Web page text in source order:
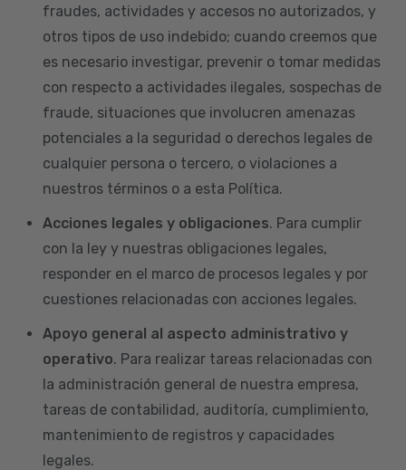
fraudes, actividades y accesos no autorizados, y
otros tipos de uso indebido; cuando creemos que
es necesario investigar, prevenir o tomar medidas
con respecto a actividades ilegales, sospechas de
fraude, situaciones que involucren amenazas
potenciales a la seguridad o derechos legales de
cualquier persona o tercero, o violaciones a
nuestros términos o a esta Política.
Acciones legales y obligaciones. Para cumplir
con la ley y nuestras obligaciones legales,
responder en el marco de procesos legales y por
cuestiones relacionadas con acciones legales.
Apoyo general al aspecto administrativo y
operativo. Para realizar tareas relacionadas con
la administración general de nuestra empresa,
tareas de contabilidad, auditoría, cumplimiento,
mantenimiento de registros y capacidades
legales.